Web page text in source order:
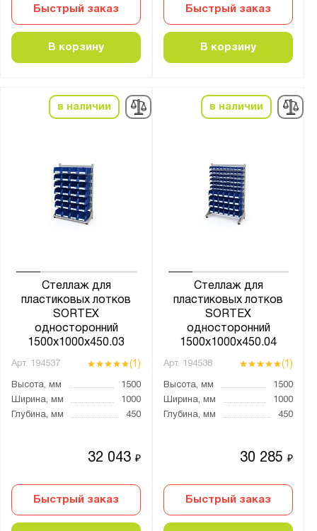
Быстрый заказ
В корзину
Быстрый заказ
В корзину
в наличии
Стеллаж для
пластиковых лотков
SORTEX
односторонний
1500x1000x450.03
Арт. 194537 (1)
Высота, мм
1500
Ширина, мм
1000
Глубина, мм
450
32 043₽
Быстрый заказ
в наличии
Стеллаж для
пластиковых лотков
SORTEX
односторонний
1500x1000x450.04
Арт. 194538 (1)
Высота, мм
1500
Ширина, мм
1000
Глубина, мм
450
30 285₽
Быстрый заказ